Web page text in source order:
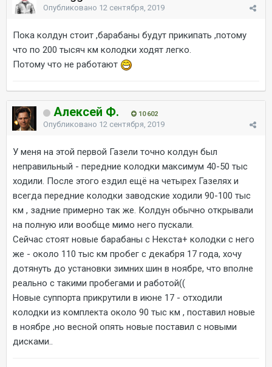
Опубликовано 12 сентября, 2019
Пока колдун стоит ,барабаны будут прикипать ,потому
что по 200 тысяч км колодки ходят легко.
Потому что не работают
Алексей Ф. 10 602
Опубликовано 12 сентября, 2019
У меня на этой первой Газели точно колдун был
неправильный - передние колодки максимум 40-50 тыс
ходили. После этого ездил ещё на четырех Газелях и
всегда передние колодки заводские ходили 90-100 тыс
км , задние примерно так же. Колдун обычно открывали
на полную или вообще мимо него пускали.
Сейчас стоят новые барабаны с Некста+ колодки с него
же - около 110 тыс км пробег с декабря 17 года, хочу
дотянуть до установки зимних шин в ноябре, что вполне
реально с такими пробегами и работой((
Новые суппорта прикрутили в июне 17 - отходили
колодки из комплекта около 90 тыс км , поставил новые
в ноябре ,но весной опять новые поставил с новыми
дисками..